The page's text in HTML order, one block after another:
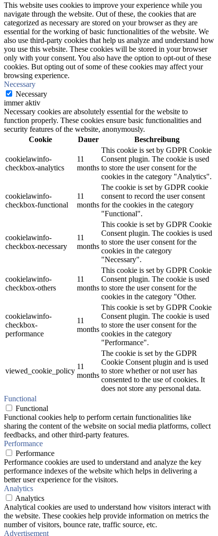
This website uses cookies to improve your experience while you
navigate through the website. Out of these, the cookies that are
categorized as necessary are stored on your browser as they are
essential for the working of basic functionalities of the website. We
also use third-party cookies that help us analyze and understand how
you use this website. These cookies will be stored in your browser
only with your consent. You also have the option to opt-out of these
cookies. But opting out of some of these cookies may affect your
browsing experience.
Necessary
Necessary
immer aktiv
Necessary cookies are absolutely essential for the website to
function properly. These cookies ensure basic functionalities and
security features of the website, anonymously.
Cookie
Dauer Beschreibung
cookielawinfo-
checkbox-analytics
11
months
This cookie is set by GDPR Cookie
Consent plugin. The cookie is used
to store the user consent for the
cookies in the category "Analytics".
cookielawinfo-
checkbox-functional
11
months
The cookie is set by GDPR cookie
consent to record the user consent
for the cookies in the category
"Functional".
cookielawinfo-
checkbox-necessary
11
months
This cookie is set by GDPR Cookie
Consent plugin. The cookies is used
to store the user consent for the
cookies in the category
"Necessary".
cookielawinfo-
checkbox-others
11
months
This cookie is set by GDPR Cookie
Consent plugin. The cookie is used
to store the user consent for the
cookies in the category "Other.
cookielawinfo-
checkbox-
performance
11
months
This cookie is set by GDPR Cookie
Consent plugin. The cookie is used
to store the user consent for the
cookies in the category
"Performance".
viewed_cookie_policy
11
months
The cookie is set by the GDPR
Cookie Consent plugin and is used
to store whether or not user has
consented to the use of cookies. It
does not store any personal data.
Functional
Functional
Functional cookies help to perform certain functionalities like
sharing the content of the website on social media platforms, collect
feedbacks, and other third-party features.
Performance
Performance
Performance cookies are used to understand and analyze the key
performance indexes of the website which helps in delivering a
better user experience for the visitors.
Analytics
Analytics
Analytical cookies are used to understand how visitors interact with
the website. These cookies help provide information on metrics the
number of visitors, bounce rate, traffic source, etc.
Advertisement